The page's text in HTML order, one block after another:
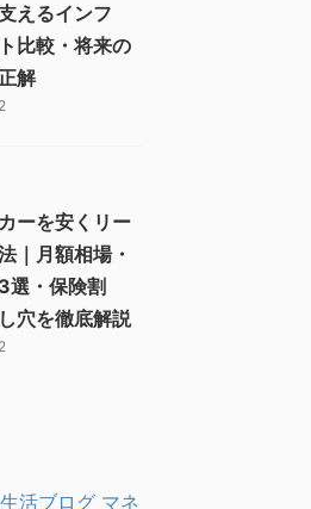
えるインフ
比較・将来の
解
ーを安くリー
｜月額相場・
選・保険割
穴を徹底解説